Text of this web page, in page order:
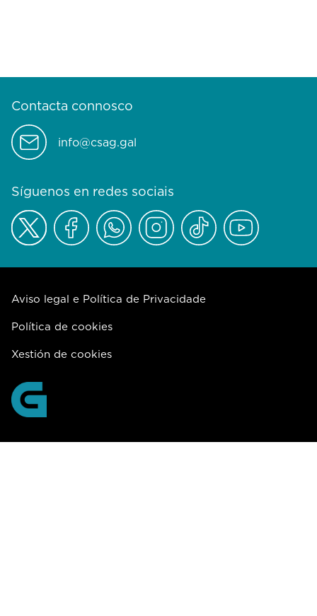
Contacta connosco
info@csag.gal
Síguenos en redes sociais
Aviso legal e Política de Privacidade
Política de cookies
Xestión de cookies